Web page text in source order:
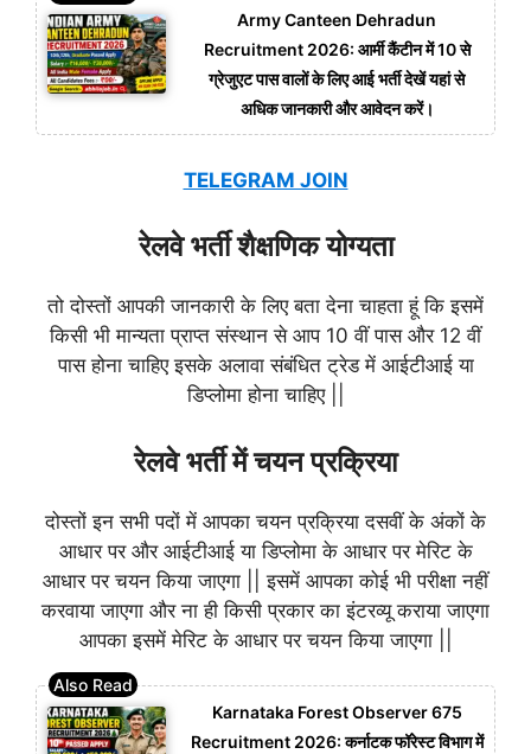
Army Canteen Dehradun
Recruitment 2026: आर्मी कैंटीन में 10 से
ग्रेजुएट पास वालों के लिए आई भर्ती देखें यहां से
अधिक जानकारी और आवेदन करें।
TELEGRAM JOIN
रेलवे भर्ती शैक्षणिक योग्यता
तो दोस्तों आपकी जानकारी के लिए बता देना चाहता हूं किइसमें
किसी भी मान्यता प्राप्त संस्थान से आप 10 वीं पास और 12 वीं
पास होना चाहिए इसके अलावा संबंधित ट्रेड में आईटीआई या
डिप्लोमा होना चाहिए ||
रेलवे भर्ती में चयन प्रक्रिया
दोस्तों इन सभी पदों में आपका चयन प्रक्रिया दसवीं के अंकों के
आधार पर और आईटीआई या डिप्लोमा के आधार पर मेरिट के
आधार पर चयन किया जाएगा || इसमें आपका कोई भी परीक्षा नहीं
करवाया जाएगा और ना ही किसी प्रकार का इंटरव्यू कराया जाएगा
आपका इसमें मेरिट के आधार पर चयन किया जाएगा ||
Karnataka Forest Observer 675
Recruitment 2026: कर्नाटक फॉरेस्ट विभाग में